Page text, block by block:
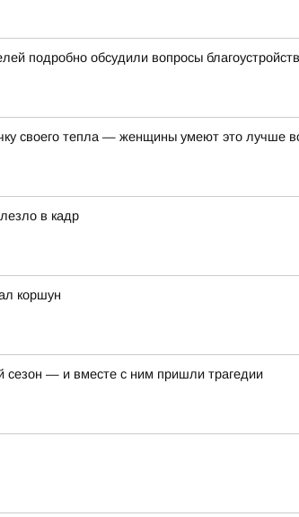
подробно обсудили вопросы
своего тепла — женщины умеют это лучше
в кадр
коршун
сезон — и вместе с ним пришли трагедии